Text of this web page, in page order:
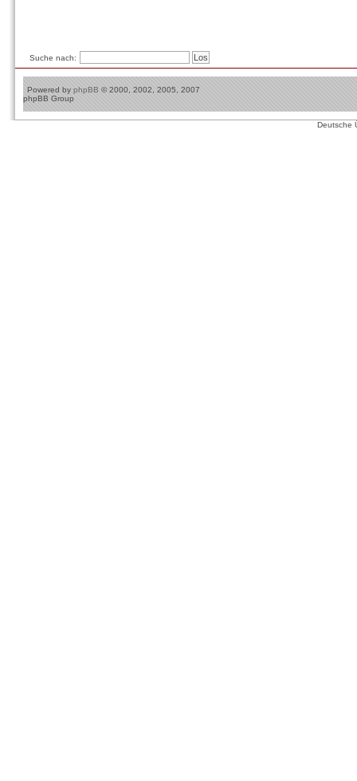
Suche nach:
Powered by phpBB © 2000, 2002, 2005, 2007
phpBB Group
Deutsche